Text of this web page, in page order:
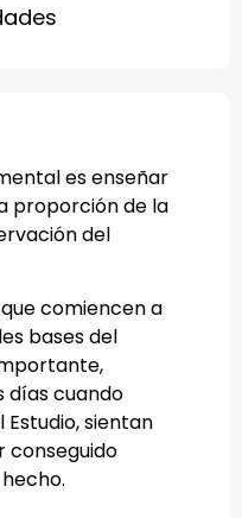
es enseñar
proporción de la
del
comiencen a
bases del
días cuando
sientan
conseguido